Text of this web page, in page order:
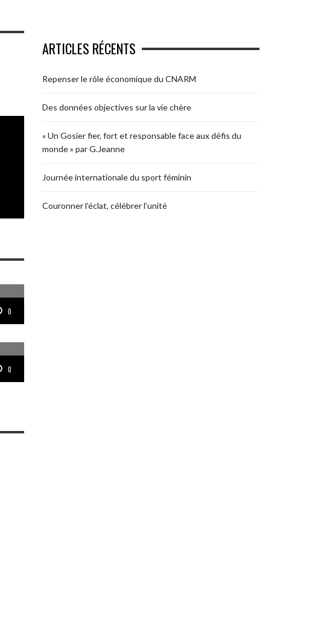
0
0
ARTICLES RÉCENTS
Repenser le rôle économique du CNARM
Des données objectives sur la vie chère
« Un Gosier fier, fort et responsable face aux défis du
monde » par G.Jeanne
Journée internationale du sport féminin
Couronner l’éclat, célébrer l’unité